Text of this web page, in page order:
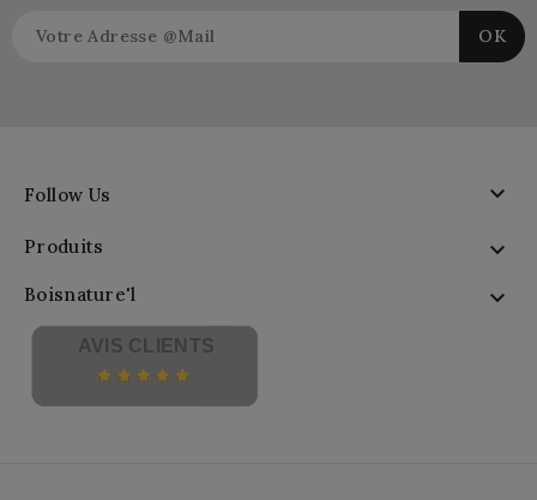
Follow Us 
Produits 
Boisnature'l 
AVIS CLIENTS